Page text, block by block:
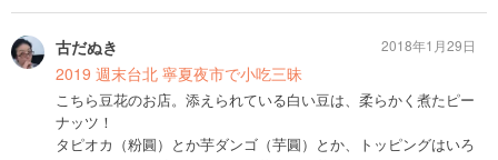
古だぬき
2019 週末台北 寧夏夜市で小吃三昧
こちら豆花のお店。添えられている白い豆は、柔らかく煮たピー
ナッツ！
タピオカ（粉圓）とか芋ダンゴ（芋圓）とか、トッピングはいろ
2018年1月29日